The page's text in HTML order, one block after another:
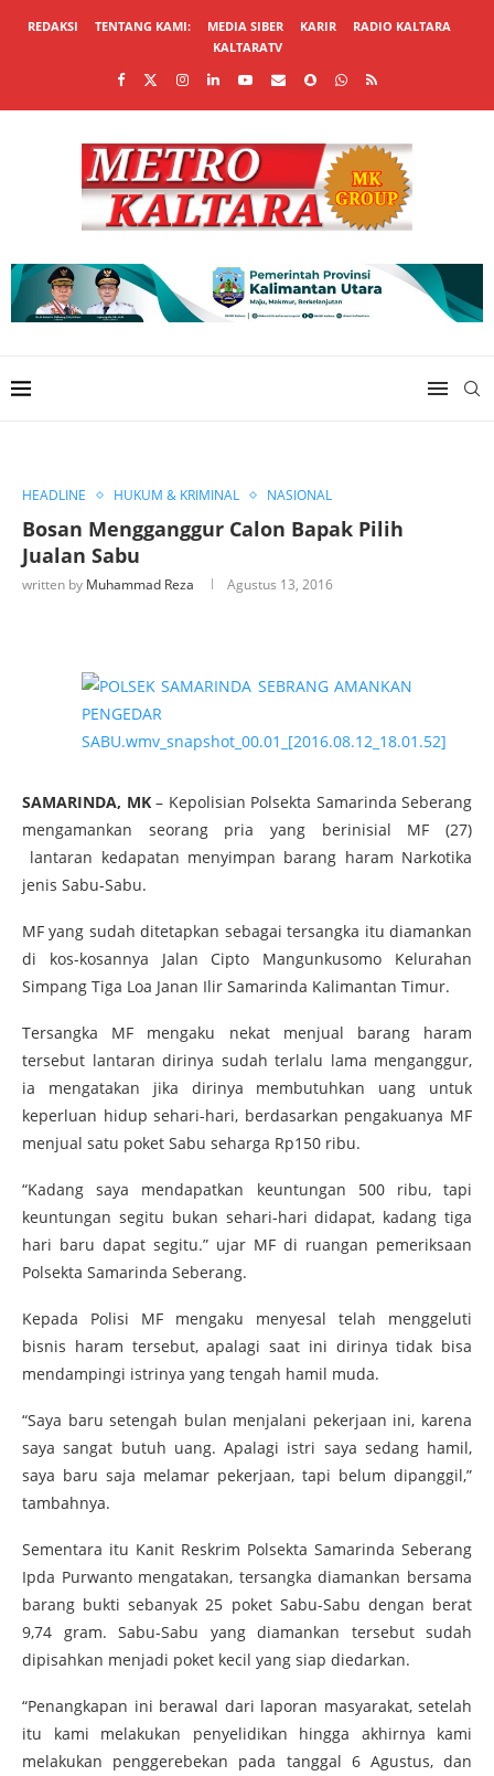
REDAKSI TENTANG KAMI: MEDIA SIBER KARIR
RADIO KALTARA
KALTARATV
HEADLINE HUKUM & KRIMINAL NASIONAL
Bosan Mengganggur Calon Bapak Pilih
Jualan Sabu
written by Muhammad Reza Agustus 13, 2016
SAMARINDA, MK– Kepolisian Polsekta Samarinda Seberang
mengamankan seorang pria yang berinisial MF (27)
lantaran kedapatan menyimpan barang haram Narkotika
jenis Sabu-Sabu.
MF yang sudah ditetapkan sebagai tersangka itu diamankan
di kos-kosannya Jalan Cipto Mangunkusomo Kelurahan
Simpang Tiga Loa Janan Ilir Samarinda Kalimantan Timur.
Tersangka MF mengaku nekat menjual barang haram
tersebut lantaran dirinya sudah terlalu lama menganggur,
ia mengatakan jika dirinya membutuhkan uang untuk
keperluan hidup sehari-hari, berdasarkan pengakuanya MF
menjual satu poket Sabu seharga Rp150 ribu.
“Kadang saya mendapatkan keuntungan 500 ribu, tapi
keuntungan segitu bukan sehari-hari didapat, kadang tiga
hari baru dapat segitu.” ujar MF di ruangan pemeriksaan
Polsekta Samarinda Seberang.
Kepada Polisi MF mengaku menyesal telah menggeluti
bisnis haram tersebut, apalagi saat ini dirinya tidak bisa
mendampingi istrinya yang tengah hamil muda.
“Saya baru setengah bulan menjalani pekerjaan ini, karena
saya sangat butuh uang. Apalagi istri saya sedang hamil,
saya baru saja melamar pekerjaan, tapi belum dipanggil,”
tambahnya.
Sementara itu Kanit Reskrim Polsekta Samarinda Seberang
Ipda Purwanto mengatakan, tersangka diamankan bersama
barang bukti sebanyak 25 poket Sabu-Sabu dengan berat
9,74 gram. Sabu-Sabu yang diamankan tersebut sudah
dipisahkan menjadi poket kecil yang siap diedarkan.
“Penangkapan ini berawal dari laporan masyarakat, setelah
itu kami melakukan penyelidikan hingga akhirnya kami
melakukan penggerebekan pada tanggal 6 Agustus, dan